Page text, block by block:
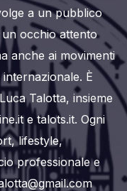
a un pubblico
occhio attento
anche ai movimenti
È
Talotta, insieme
e talots.it. Ogni
lifestyle,
professionale e